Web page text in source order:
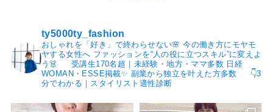
ty5000ty_fashion
おしゃれを「好き」で終わらせない🌸 今の働き方にモヤモ
ヤする女性へ ファッションを“人の役に立つスキル”に変えよ
う👗
受講生170名超｜未経験・地方・ママ多数 日経
WOMAN・ESSE掲載✨ 副業から独立を叶えた方多数
👇3
分でわかる｜スタイリスト適性診断